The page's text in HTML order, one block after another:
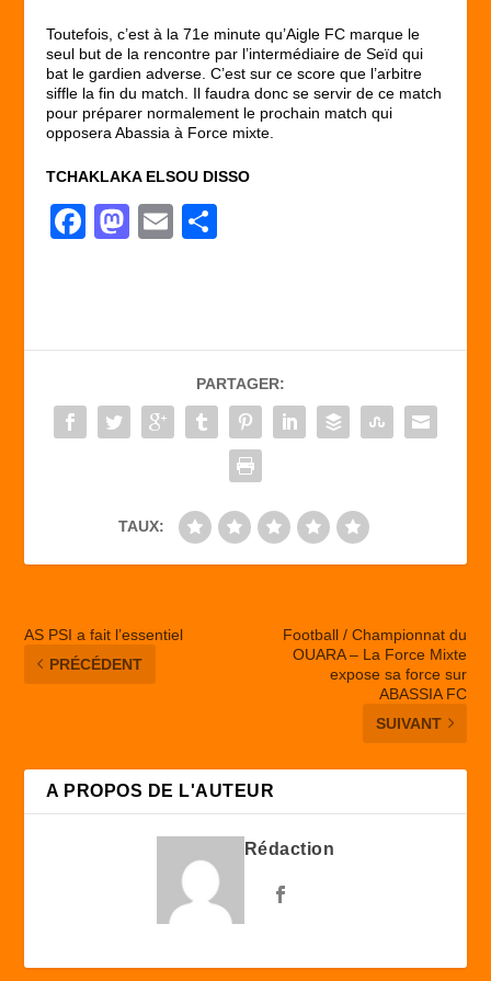
Toutefois, c’est à la 71e minute qu’Aigle FC marque le
seul but de la rencontre par l’intermédiaire de Seïd qui
bat le gardien adverse. C’est sur ce score que l’arbitre
siffle la fin du match. Il faudra donc se servir de ce match
pour préparer normalement le prochain match qui
opposera Abassia à Force mixte.
TCHAKLAKA ELSOU DISSO
F
b
o
o
M
d
o
n
E
er
PARTAGER:
TAUX:
AS PSI a fait l’essentiel
PRÉCÉDENT
Football / Championnat du
OUARA – La Force Mixte
expose sa force sur
ABASSIA FC
SUIVANT
A PROPOS DE L'AUTEUR
Rédaction